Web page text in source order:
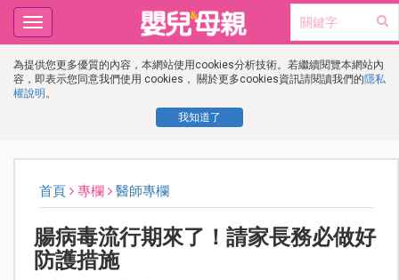
為提供您更多優質的內容，本網站使用cookies分析技術。若繼續閱覽本網站內
容，即表示您同意我們使用 cookies， 關於更多cookies資訊請閱讀我們的隱私
權說明 。
我知道了
Toggle
navigation
首頁 專欄 醫師專欄
腸病毒流行期來了！請家長務必做好
防護措施